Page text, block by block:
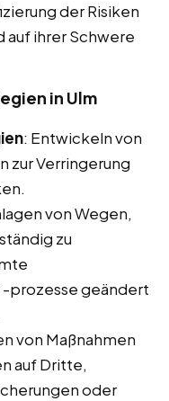
der Risiken
auf ihrer Schwere
in Ulm
: Entwickeln von
zur Verringerung
von Wegen,
zu
prozesse geändert
von Maßnahmen
auf Dritte,
oder